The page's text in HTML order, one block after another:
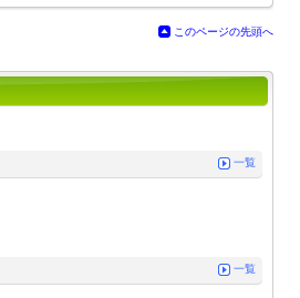
このページの先頭へ
一覧
一覧